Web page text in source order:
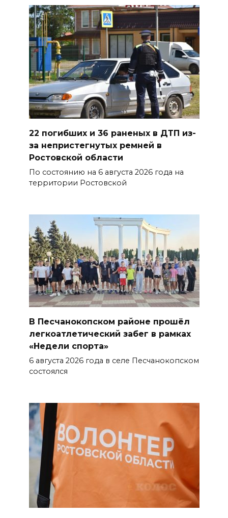
Меры поддержки после ЧС
07 августа 2026 17:48
На Дону обсудили
взаимодействие участников
избирательного процесса в
период ЕДГ-2026
07 августа 2026 17:14
В Ростове доходный дом
Емельяновых на Большой
Садовой, 94, обследуют
специалисты
Бетон и влага: эксперт ЮФУ
объяснил, почему
ростовчанам тяжело
переносить жару
07 августа 2026 16:30
ВСЕ КАК ЕСТЬ. Исчезающая
Украина. Страна вдов и
сирот...
07 августа 2026 16:11
трем хуторам по нацпроекту
07 августа 2026 15:50
Через 23 года Ростов может
стать городом с населением
под 2 млн человек
07 августа 2026 15:22
22 погибших и 36 раненых в ДТП из-
за непристегнутых ремней в
Ростовской области
По состоянию на 6 августа 2026 года на
территории Ростовской
В Песчанокопском районе прошёл
легкоатлетический забег в рамках
«Недели спорта»
6 августа 2026 года в селе Песчанокопском
состоялся